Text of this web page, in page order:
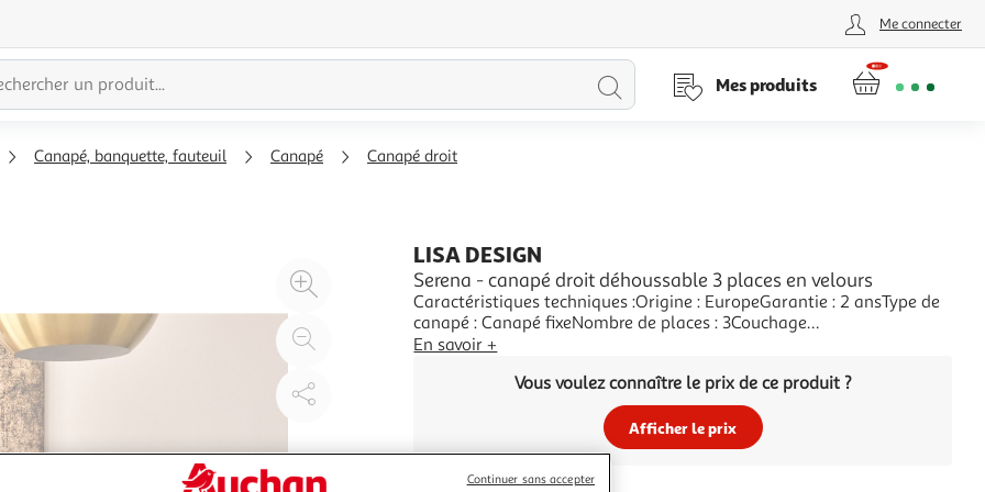
Me connecter
Lancer
Mes produits
Canapé, banquette, fauteuil Canapé Canapé droit
Agrandir
l'illustration
%
produit
LISA DESIGN
Serena - canapé droit déhoussable 3 places en velours
Caractéristiques techniques :Origine : EuropeGarantie : 2 ansType de
canapé : Canapé fixeNombre de places : 3Couchage
: SansDéhoussable : OuiCoussins déhoussables : OuiEquipement : 2
de particulesMatière du canapé : VeloursDétail d
En savoir +
Vous voulez connaître le prix de ce produit ?
Afficher le prix
Continuer sans accepter